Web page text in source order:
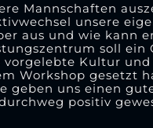
Mannschaften
unsere
aus und wie kann
soll ein
Kultur
Workshop gesetzt
geben uns einen
positiv